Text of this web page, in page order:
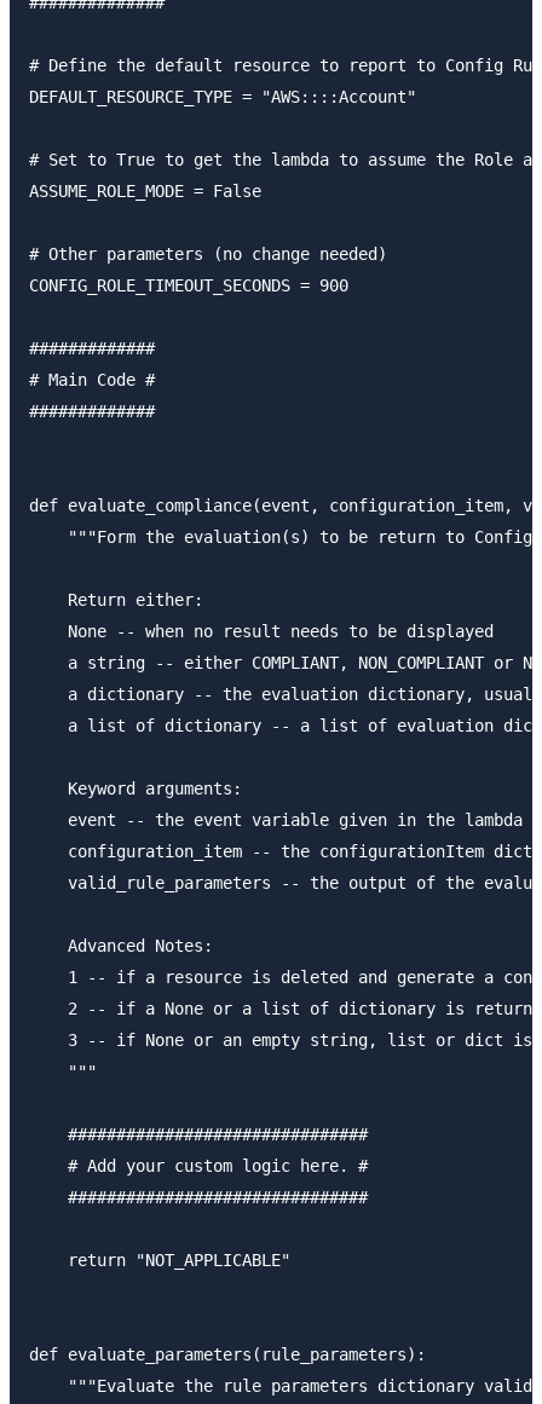
# Define the default resource to report to Config
DEFAULT_RESOURCE_TYPE = "AWS::::Account"
# Set to True to get the lambda to assume the Role
ASSUME_ROLE_MODE = False
# Other parameters (no change needed)
CONFIG_ROLE_TIMEOUT_SECONDS = 900
#############
# Main Code #
#############
def evaluate_compliance(event, configuration_item,
"""Form the evaluation(s) to be return to Config
    Return either:
    None -- when no result needs to be displayed
a string -- either COMPLIANT, NON_COMPLIANT or
a dictionary -- the evaluation dictionary,
a list of dictionary -- a list of evaluation
    Keyword arguments:
event -- the event variable given in the lambda
configuration_item -- the configurationItem
valid_rule_parameters -- the output of the
    Advanced Notes:
1 -- if a resource is deleted and generate a
2 -- if a None or a list of dictionary is
3 -- if None or an empty string, list or dict
    """
    ###############################
    # Add your custom logic here. #
    ###############################
    return "NOT_APPLICABLE"
def evaluate_parameters(rule_parameters):
"""Evaluate the rule parameters dictionary